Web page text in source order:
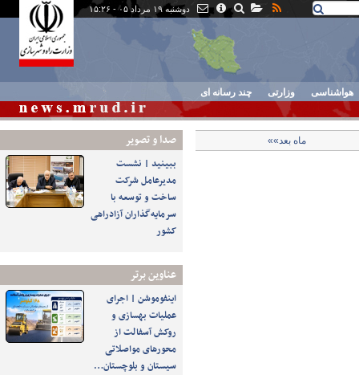
دوشنبه ۱۹ مرداد ۰۵ - ۱۵:۲۶
هواشناسی وزارتی چند رسانه ای
صدا و تصوير
ببینید | نشست
مدیرعامل شرکت
ساخت و توسعه با
سرمایه‌گذاران آزادراهی
کشور
عناوین برتر
اینفوموشن | اجرای
عملیات بهسازی و
روکش آسفالت از
محورهای مواصلاتی
سیستان و بلوچستان…
ماه بعد»»